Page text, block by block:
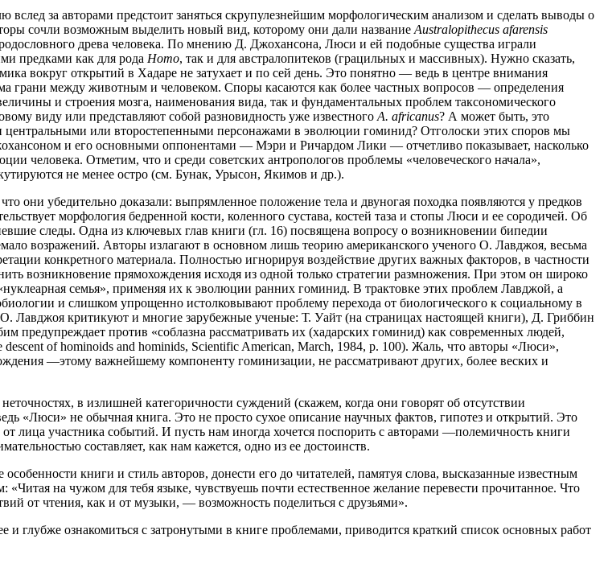
вслед за авторами предстоит заняться скрупулезнейшим морфологическим анализом и сделать выводы о
сочли возможным выделить новый вид, которому они дали название Australopithecus afarensis
древа человека. По мнению Д. Джохансона, Люси и ей подобные существа играли
предками как для рода Homo, так и для австралопитеков (грацильных и массивных). Нужно сказать,
вокруг открытий в Хадаре не затухает и по сей день. Это понятно — ведь в центре внимания
грани между животным и человеком. Споры касаются как более частных вопросов — определения
и строения мозга, наименования вида, так и фундаментальных проблем таксономического
виду или представляют собой разновидность уже известного А. africanus? А может быть, это
центральными или второстепенными персонажами в эволюции гоминид? Отголоски этих споров мы
и его основными оппонентами — Мэри и Ричардом Лики — отчетливо показывает, насколько
человека. Отметим, что и среди советских антропологов проблемы «человеческого начала»,
не менее остро (см. Бунак, Урысон, Якимов и др.).
они убедительно доказали: выпрямленное положение тела и двуногая походка появляются у предков
морфология бедренной кости, коленного сустава, костей таза и стопы Люси и ее сородичей. Об
следы. Одна из ключевых глав книги (гл. 16) посвящена вопросу о возникновении бипедии
возражений. Авторы излагают в основном лишь теорию американского ученого О. Лавджоя, весьма
конкретного материала. Полностью игнорируя воздействие других важных факторов, в частности
возникновение прямохождения исходя из одной только стратегии размножения. При этом он широко
семья», применяя их к эволюции ранних гоминид. В трактовке этих проблем Лавджой, а
и слишком упрощенно истолковывают проблему перехода от биологического к социальному в
Лавджоя критикуют и многие зарубежные ученые: Т. Уайт (на страницах настоящей книги), Д. Гриббин
предупреждает против «соблазна рассматривать их (хадарских гоминид) как современных людей,
of hominoids and hominids, Scientific American, March, 1984, p. 100). Жаль, что авторы «Люси»,
—этому важнейшему компоненту гоминизации, не рассматривают других, более веских и
в излишней категоричности суждений (скажем, когда они говорят об отсутствии
«Люси» не обычная книга. Это не просто сухое описание научных фактов, гипотез и открытий. Это
лица участника событий. И пусть нам иногда хочется поспорить с авторами —полемичность книги
составляет, как нам кажется, одно из ее достоинств.
книги и стиль авторов, донести его до читателей, памятуя слова, высказанные известным
на чужом для тебя языке, чувствуешь почти естественное желание перевести прочитанное. Что
от чтения, как и от музыки, — возможность поделиться с друзьями».
и глубже ознакомиться с затронутыми в книге проблемами, приводится краткий список основных работ